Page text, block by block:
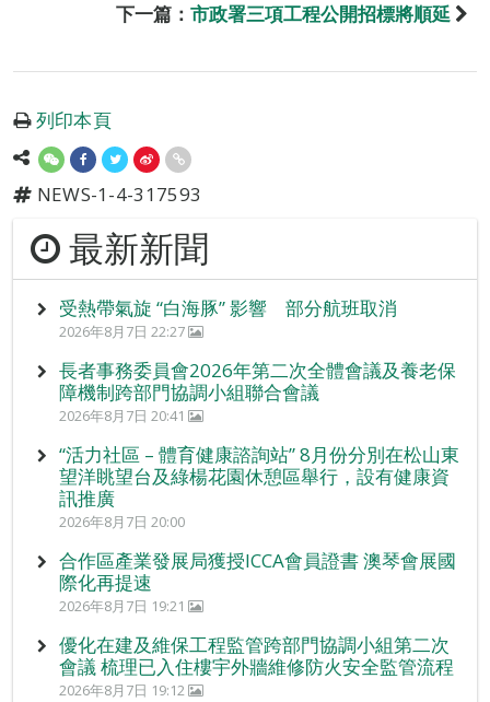
下一篇： 市政署三項工程公開招標將順延
列印本頁
NEWS-1-4-317593
最新新聞
受熱帶氣旋 “白海豚” 影響 部分航班取消
2026年8月7日 22:27
長者事務委員會2026年第二次全體會議及養老保
障機制跨部門協調小組聯合會議
2026年8月7日 20:41
“活力社區 – 體育健康諮詢站” 8月份分別在松山東
望洋眺望台及綠楊花園休憩區舉行，設有健康資
訊推廣
2026年8月7日 20:00
合作區產業發展局獲授ICCA會員證書 澳琴會展國
際化再提速
2026年8月7日 19:21
優化在建及維保工程監管跨部門協調小組第二次
會議 梳理已入住樓宇外牆維修防火安全監管流程
2026年8月7日 19:12